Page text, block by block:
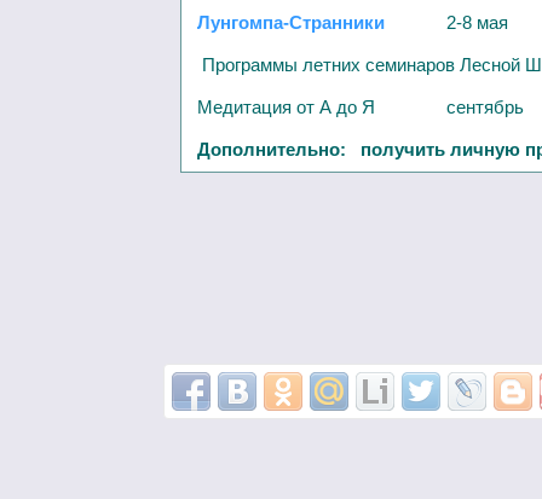
Лунгомпа-Странники
2-8 мая
Программы летних семинаров Лесной
Медитация от А до Я сентябрь
Дополнительно: получить личную